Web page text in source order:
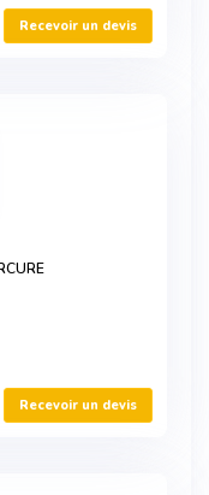
Recevoir un devis
Recevoir un devis